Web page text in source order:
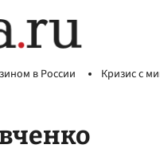
в России Кризис с